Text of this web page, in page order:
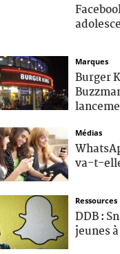
Marques
Burger
Médias
va-t-
DDB :
jeunes